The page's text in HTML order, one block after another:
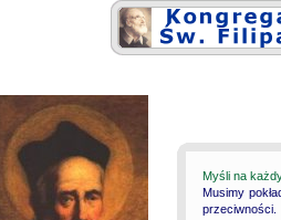
Myśli na
Musimy
przeciwności.